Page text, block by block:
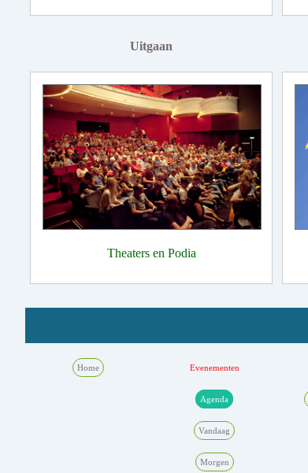
Uitgaan
Theaters en Podia
Home Evenementen
Agenda
Vandaag
Morgen